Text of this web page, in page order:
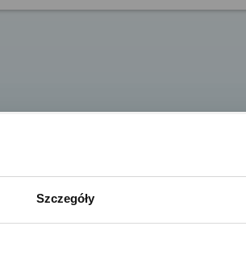
Szczegóły